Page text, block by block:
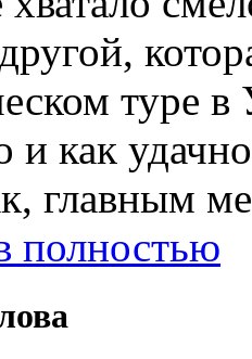
туре
и как
главным
полностью